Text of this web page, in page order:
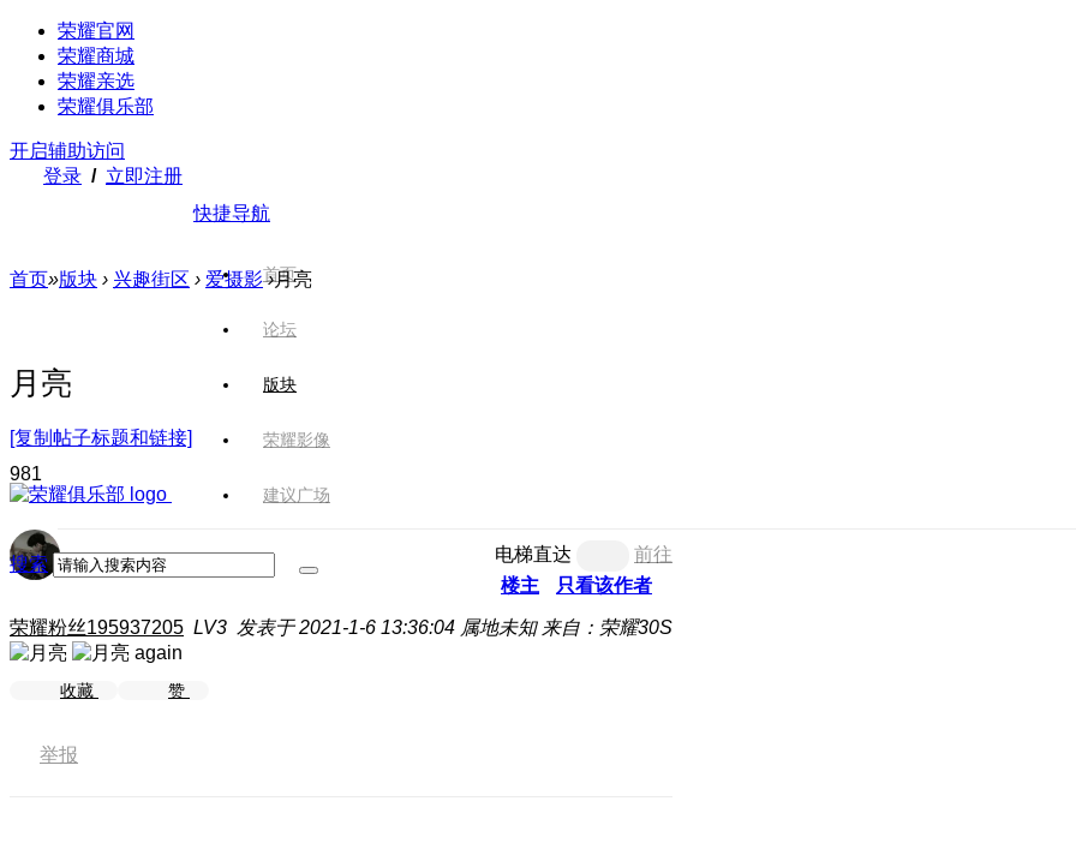
荣耀官网
荣耀商城
荣耀亲选
荣耀俱乐部
开启辅助访问
登录 / 立即注册
快捷导航
首页
论坛
版块
荣耀影像
建议广场
搜索
首页»版块 › 兴趣街区 › 爱摄影 ›月亮
月亮
[复制帖子标题和链接]
981
电梯直达
前往
楼主
只看该作者
荣耀粉丝195937205 LV3 发表于 2021-1-6 13:36:04 属地未知 来自：荣耀30S
again
收藏 赞
举报